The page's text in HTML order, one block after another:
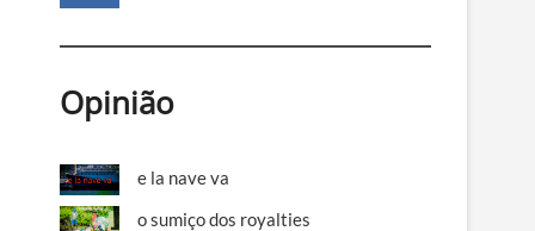
Opinião
e la nave va
o sumiço dos royalties